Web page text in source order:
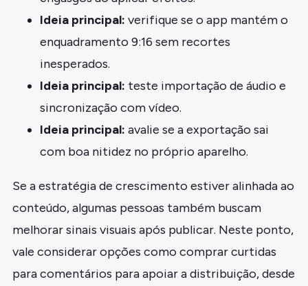
Ideia principal: verifique se o app mantém o
enquadramento 9:16 sem recortes
inesperados.
Ideia principal: teste importação de áudio e
sincronização com vídeo.
Ideia principal: avalie se a exportação sai
com boa nitidez no próprio aparelho.
Se a estratégia de crescimento estiver alinhada ao
conteúdo, algumas pessoas também buscam
melhorar sinais visuais após publicar. Neste ponto,
vale considerar opções como comprar curtidas
para comentários para apoiar a distribuição, desde